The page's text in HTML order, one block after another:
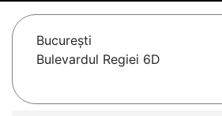
Bucureşti
Bulevardul Regiei 6D